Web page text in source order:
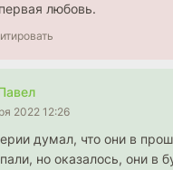
любовь.
2022 12:26
думал, что они в
но оказалось, они в